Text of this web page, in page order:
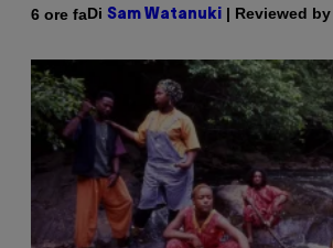
6 ore faDi Sam Watanuki | Reviewed by